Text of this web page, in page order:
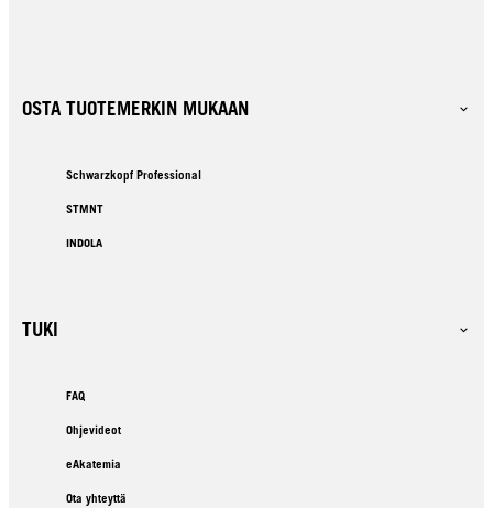
OSTA TUOTEMERKIN MUKAAN
Schwarzkopf Professional
STMNT
INDOLA
TUKI
FAQ
Ohjevideot
eAkatemia
Ota yhteyttä